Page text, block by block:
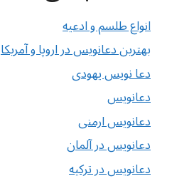
انواع طلسم و ادعیه
بهترین دعانویس در اروپا و آمریکا
دعا نویس یهودی
دعانویس
دعانویس ارمنی
دعانویس در آلمان
دعانویس در ترکیه